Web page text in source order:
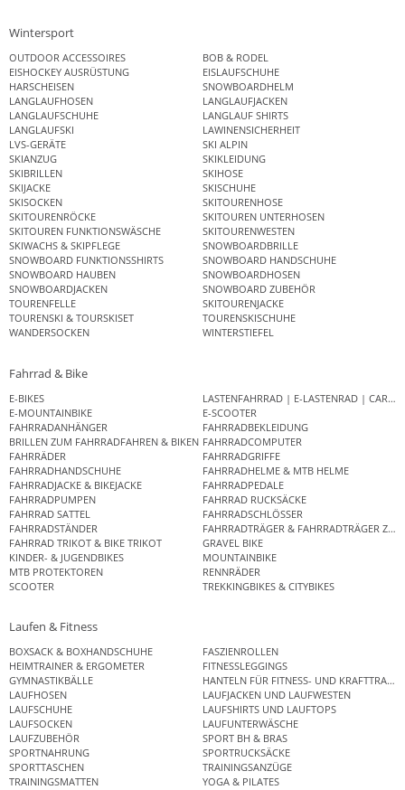
Wintersport
OUTDOOR ACCESSOIRES
BOB & RODEL
EISHOCKEY AUSRÜSTUNG
EISLAUFSCHUHE
HARSCHEISEN
SNOWBOARDHELM
LANGLAUFHOSEN
LANGLAUFJACKEN
LANGLAUFSCHUHE
LANGLAUF SHIRTS
LANGLAUFSKI
LAWINENSICHERHEIT
LVS-GERÄTE
SKI ALPIN
SKIANZUG
SKIKLEIDUNG
SKIBRILLEN
SKIHOSE
SKIJACKE
SKISCHUHE
SKISOCKEN
SKITOURENHOSE
SKITOURENRÖCKE
SKITOUREN UNTERHOSEN
SKITOUREN FUNKTIONSWÄSCHE
SKITOURENWESTEN
SKIWACHS & SKIPFLEGE
SNOWBOARDBRILLE
SNOWBOARD FUNKTIONSSHIRTS
SNOWBOARD HANDSCHUHE
SNOWBOARD HAUBEN
SNOWBOARDHOSEN
SNOWBOARDJACKEN
SNOWBOARD ZUBEHÖR
TOURENFELLE
SKITOURENJACKE
TOURENSKI & TOURSKISET
TOURENSKISCHUHE
WANDERSOCKEN
WINTERSTIEFEL
Fahrrad & Bike
E-BIKES
LASTENFAHRRAD | E-LASTENRAD |
E-MOUNTAINBIKE
E-SCOOTER
FAHRRADANHÄNGER
FAHRRADBEKLEIDUNG
BRILLEN ZUM FAHRRADFAHREN & BIKEN FAHRRADCOMPUTER
FAHRRÄDER
FAHRRADGRIFFE
FAHRRADHANDSCHUHE
FAHRRADHELME & MTB HELME
FAHRRADJACKE & BIKEJACKE
FAHRRADPEDALE
FAHRRADPUMPEN
FAHRRAD RUCKSÄCKE
FAHRRAD SATTEL
FAHRRADSCHLÖSSER
FAHRRADSTÄNDER
FAHRRADTRÄGER & FAHRRADTRÄGER
FAHRRAD TRIKOT & BIKE TRIKOT
GRAVEL BIKE
KINDER- & JUGENDBIKES
MOUNTAINBIKE
MTB PROTEKTOREN
RENNRÄDER
SCOOTER
TREKKINGBIKES & CITYBIKES
Laufen & Fitness
BOXSACK & BOXHANDSCHUHE
FASZIENROLLEN
HEIMTRAINER & ERGOMETER
FITNESSLEGGINGS
GYMNASTIKBÄLLE
HANTELN FÜR FITNESS- UND
LAUFHOSEN
LAUFJACKEN UND LAUFWESTEN
LAUFSCHUHE
LAUFSHIRTS UND LAUFTOPS
LAUFSOCKEN
LAUFUNTERWÄSCHE
LAUFZUBEHÖR
SPORT BH & BRAS
SPORTNAHRUNG
SPORTRUCKSÄCKE
SPORTTASCHEN
TRAININGSANZÜGE
TRAININGSMATTEN
YOGA & PILATES